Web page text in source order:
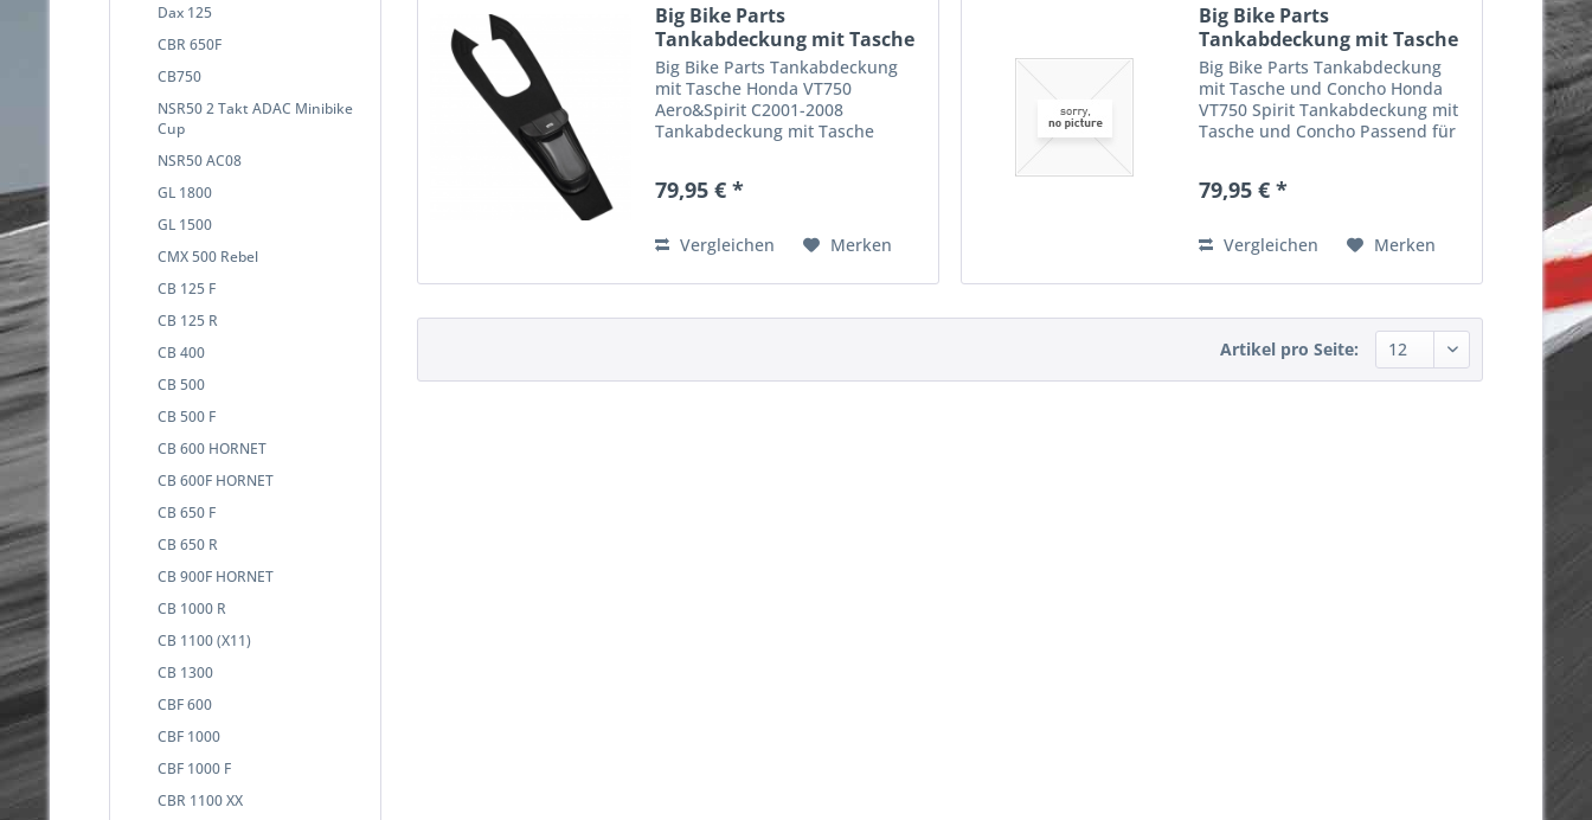
Dax 125
CBR 650F
CB750
NSR50 2 Takt ADAC Minibike
Cup
NSR50 AC08
GL 1800
GL 1500
CMX 500 Rebel
CB 125 F
CB 125 R
CB 400
CB 500
CB 500 F
CB 600 HORNET
CB 600F HORNET
CB 650 F
CB 650 R
CB 900F HORNET
CB 1000 R
CB 1100 (X11)
CB 1300
CBF 600
CBF 1000
CBF 1000 F
CBR 1100 XX
Big Bike Parts
Tankabdeckung mit Tasche
Honda...
Big Bike Parts Tankabdeckung
mit Tasche Honda VT750
Aero&Spirit C2001-2008
Tankabdeckung mit Tasche
Artikelnummer: H50353BK
79,95 € *
Vergleichen Merken
Big Bike Parts
Tankabdeckung mit Tasche
und...
Big Bike Parts Tankabdeckung
mit Tasche und Concho Honda
VT750 Spirit Tankabdeckung mit
Tasche und Concho Passend für
79,95 € *
Vergleichen Merken
Artikel pro Seite: